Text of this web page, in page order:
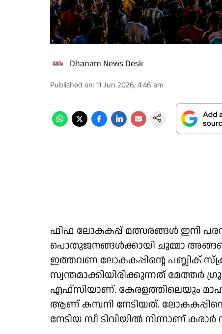
Dhanam News Desk
Published on:11 Jun 2026, 4:46 am
ഫിഫ ലോകകപ്പ് മത്സരങ്ങള്‍ ഇനി
പൊതുജനങ്ങള്‍ക്കായി ചുമ്മാ അങ്ങനെ
ഇത്തവണ ലോകകപ്പിന്റെ പബ്ലിക്
സ്വന്തമാക്കിയിരിക്കുന്നത് മേത്തര്‍
എഫ്‌സിയാണ്. കേരളത്തിലെയും
ആണ് കമ്പനി നേടിയത്.
നേടിയ സീ ടിവിയില്‍ നിന്നാണ് കരാര്‍